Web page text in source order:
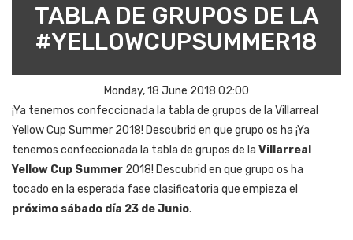
TABLA DE GRUPOS DE LA
#YELLOWCUPSUMMER18
Monday, 18 June 2018 02:00
¡Ya tenemos confeccionada la tabla de grupos de la Villarreal
Yellow Cup Summer 2018! Descubrid en que grupo os ha ¡Ya
tenemos confeccionada la tabla de grupos de la Villarreal
Yellow Cup Summer 2018! Descubrid en que grupo os ha
tocado en la esperada fase clasificatoria que empieza el
próximo sábado día 23 de Junio.